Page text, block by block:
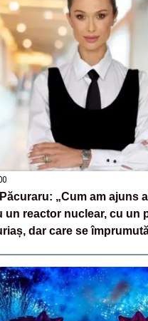
„Cum am ajuns
un reactor nuclear, cu un
dar care se